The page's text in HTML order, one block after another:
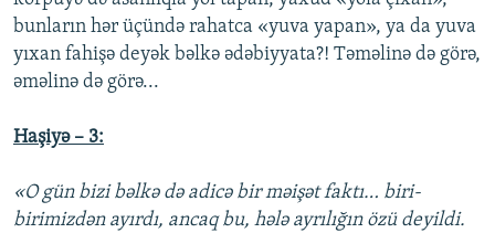
bunların hər üçündə rahatca «yuva yapan», ya da yuva
yıxan fahişə deyək bəlkə ədəbiyyata?! Təməlinə də görə,
əməlinə də görə...
Haşiyə – 3:
«O gün bizi bəlkə də adicə bir məişət faktı… biri-
birimizdən ayırdı, ancaq bu, hələ ayrılığın özü deyildi.